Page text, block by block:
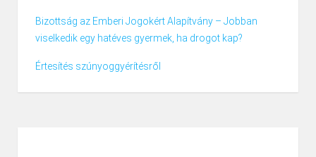
Bizottság az Emberi Jogokért Alapítvány – Jobban
viselkedik egy hatéves gyermek, ha drogot kap?
Értesítés szúnyoggyérítésről